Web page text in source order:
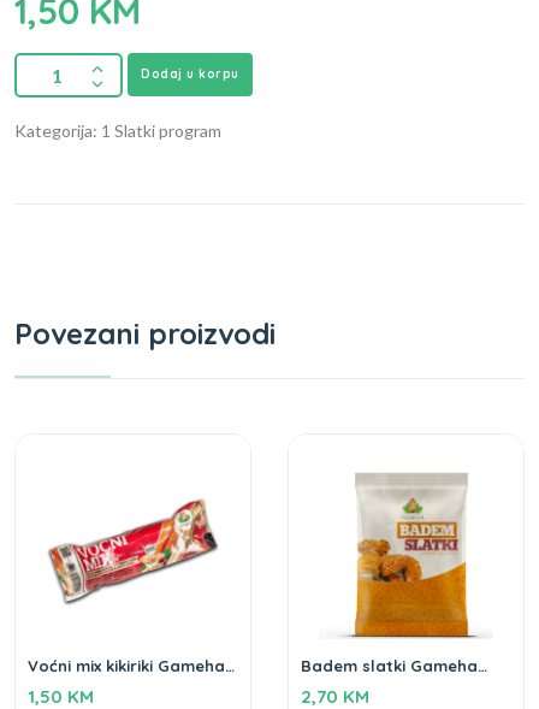
1,50 KM
Dodaj u korpu
Kategorija: 1 Slatki program
Povezani proizvodi
Voćni mix kikiriki Gameha
1,50 KM
Badem slatki Gameha
2,70 KM